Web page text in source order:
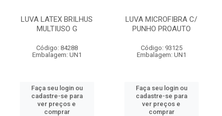
LUVA LATEX BRILHUS
MULTIUSO G
Código: 84288
Embalagem: UN1
Faça seu login ou
cadastre-se para
ver preços e
comprar
LUVA MICROFIBRA C/
PUNHO PROAUTO
Código: 93125
Embalagem: UN1
Faça seu login ou
cadastre-se para
ver preços e
comprar